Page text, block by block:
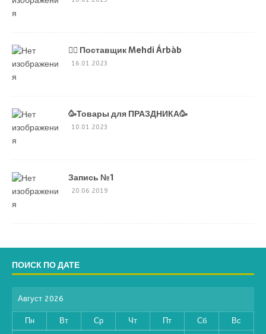
💁‍♂ Поставщик Mehdi Árbàb
16.01.2023
🥳Товары для ПРАЗДНИКА🥳
10.01.2023
Запись №1
20.06.2019
ПОИСК ПО ДАТЕ
Август 2026
Пн Вт Ср Чт Пт Сб Вс